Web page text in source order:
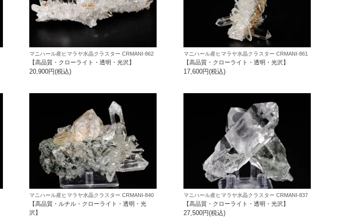
マニハール産ヒマラヤ水晶クラスター CRMANI-862
【高品質・クローライト・透明・光沢】
20,900円(税込)
マニハール産ヒマラヤ水晶クラスター CRMANI-861
【高品質・クローライト・透明・光沢】
17,600円(税込)
マニハール産ヒマラヤ水晶クラスター CRMANI-840
【高品質・ルチル・クローライト・透明・光
沢】
マニハール産ヒマラヤ水晶クラスター CRMANI-837
【高品質・クローライト・透明・光沢】
27,500円(税込)